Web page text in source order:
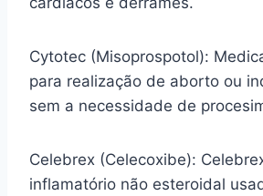
Cytotec (Misoprospotol):
para realização de aborto ou
sem a necessidade de
Celebrex (Celecoxibe):
inflamatório não esteroidal